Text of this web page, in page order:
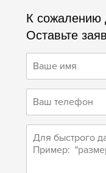
К сожалению
Оставьте